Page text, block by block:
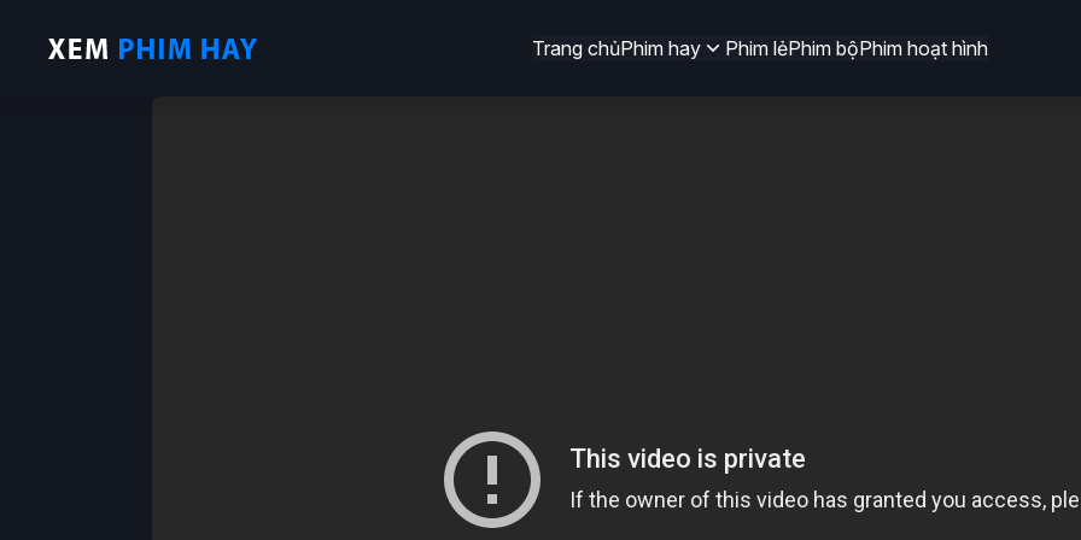
Trang chủPhim hay Phim lẻPhim bộPhim hoạt hình